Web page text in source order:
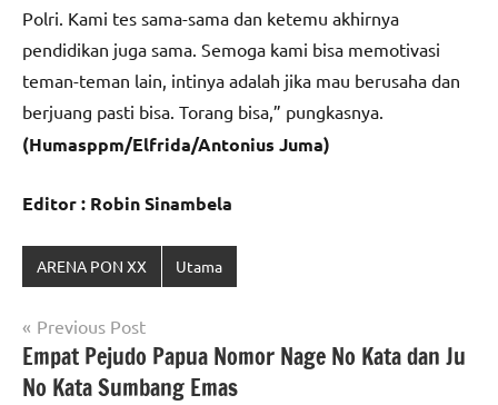
Polri. Kami tes sama-sama dan ketemu akhirnya
pendidikan juga sama. Semoga kami bisa memotivasi
teman-teman lain, intinya adalah jika mau berusaha dan
berjuang pasti bisa. Torang bisa,” pungkasnya.
(Humasppm/Elfrida/Antonius Juma)
Editor : Robin Sinambela
ARENA PON XX Utama
Navigasi
pos
Previous Post
Empat Pejudo Papua Nomor Nage No Kata dan Ju
No Kata Sumbang Emas